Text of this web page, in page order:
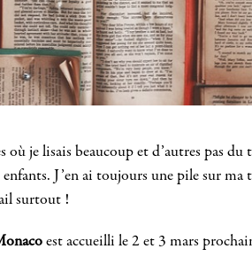
je lisais beaucoup et d’autres pas
J’en ai toujours une pile sur ma
surtout !
est accueilli le 2 et 3 mars